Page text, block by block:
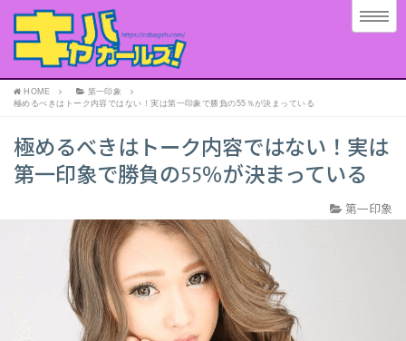
HOME
第一印象
極めるべきはトーク内容ではない！実は第一印象で勝負の55％が決まっている
極めるべきはトーク内容ではない！実は
第一印象で勝負の55％が決まっている
第一印象